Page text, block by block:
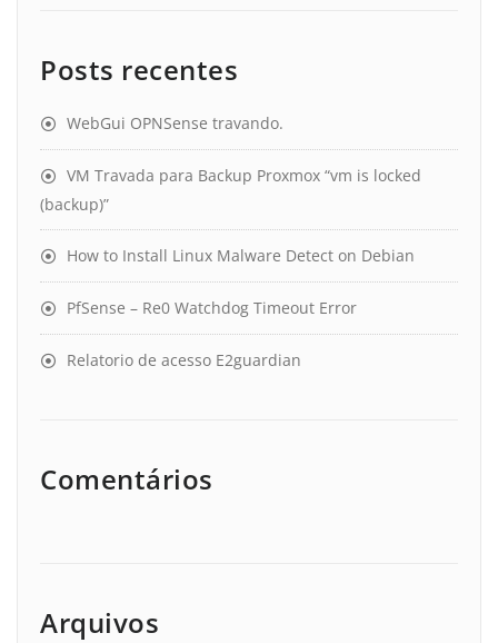
Posts recentes
WebGui OPNSense travando.
VM Travada para Backup Proxmox “vm is locked
(backup)”
How to Install Linux Malware Detect on Debian
PfSense – Re0 Watchdog Timeout Error
Relatorio de acesso E2guardian
Comentários
Arquivos